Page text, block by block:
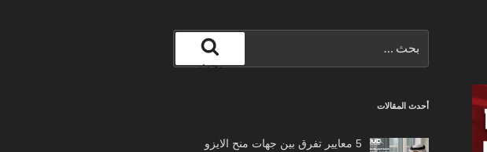
عن:
بحث
أحدث المقالات
5 معايير تفرق بين جهات منح الايزو